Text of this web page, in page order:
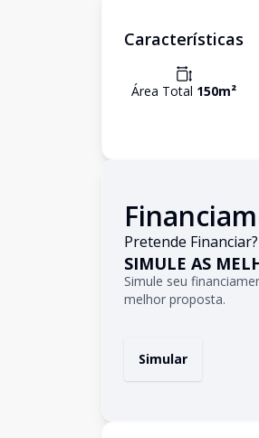
Características
Área Total 150m²
Pretende Financiar?
SIMULE AS
Simule seu
melhor proposta.
Simular